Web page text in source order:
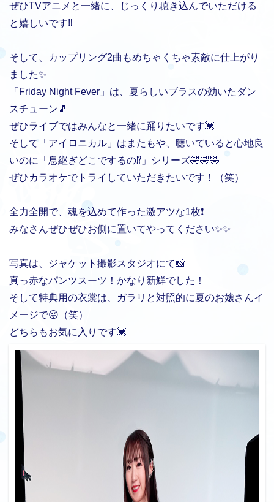
ぜひTVアニメと一緒に、じっくり聴き込んでいただける
と嬉しいです‼️
そして、カップリング2曲もめちゃくちゃ素敵に仕上がり
ました✨
「Friday Night Fever」は、夏らしいブラスの効いたダン
スチューン🎵
ぜひライブではみんなと一緒に踊りたいです💓
そして「アイロニカル」はまたもや、聴いていると心地良
いのに「息継ぎどこでするの⁉️」シリーズ🤣🤣🤣
ぜひカラオケでトライしていただきたいです！（笑）
全力全開で、魂を込めて作った激アツな1枚❗️
みなさんぜひぜひお側に置いてやってください✨✨
写真は、ジャケット撮影スタジオにて📸
真っ赤なパンツスーツ！かなり新鮮でした！
そして特典用の衣裳は、ガラリと対照的に夏のお嬢さんイ
メージで😜（笑）
どちらもお気に入りです💓